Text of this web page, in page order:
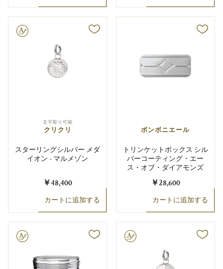
文字彫り可能
クリクリ
スターリングシルバー メダ
イオン - マルメゾン
￥48,400
カートに追加する
ボンボニエール
トリンケットボックス シル
バーコーティング・エー
ス・オブ・ダイアモンズ
￥28,600
カートに追加する
文字彫り可能